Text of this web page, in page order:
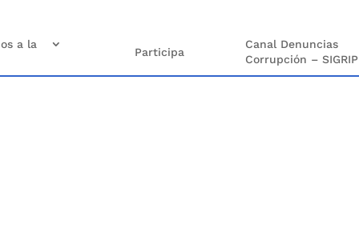
a la
Participa
Canal Denuncias
Corrupción – SIGRIP